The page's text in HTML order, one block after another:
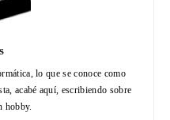
lo que se conoce como
acabé aquí, escribiendo sobre
hobby.